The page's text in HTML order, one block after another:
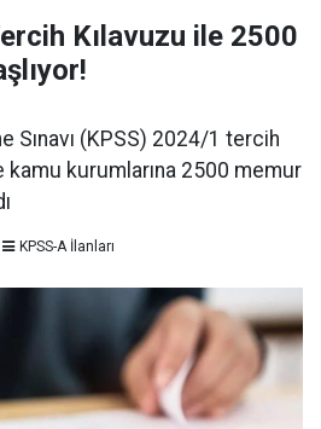
Kılavuzu ile 2500
Sınavı (KPSS) 2024/1 tercih
kamu kurumlarına 2500 memur
KPSS-A İlanları